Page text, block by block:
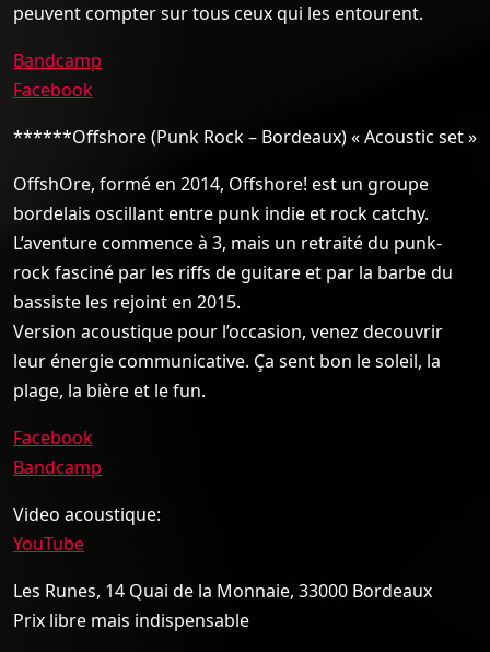
peuvent compter sur tous ceux qui les entourent.
Bandcamp
Facebook
******Offshore (Punk Rock – Bordeaux) « Acoustic set »
OffshOre, formé en 2014, Offshore! est un groupe
bordelais oscillant entre punk indie et rock catchy.
L’aventure commence à 3, mais un retraité du punk-
rock fasciné par les riffs de guitare et par la barbe du
bassiste les rejoint en 2015.
Version acoustique pour l’occasion, venez decouvrir
leur énergie communicative. Ça sent bon le soleil, la
plage, la bière et le fun.
Facebook
Bandcamp
Video acoustique:
YouTube
Les Runes, 14 Quai de la Monnaie, 33000 Bordeaux
Prix libre mais indispensable